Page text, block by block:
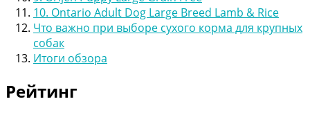
10. Ontario Adult Dog Large Breed Lamb & Rice
Что важно при выборе сухого корма для крупных
собак
Итоги обзора
Рейтинг